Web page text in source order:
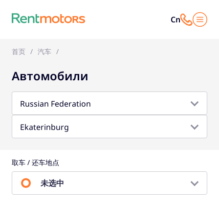
Cn
首页 汽车
Автомобили
Russian Federation
Ekaterinburg
取车 / 还车地点
未选中